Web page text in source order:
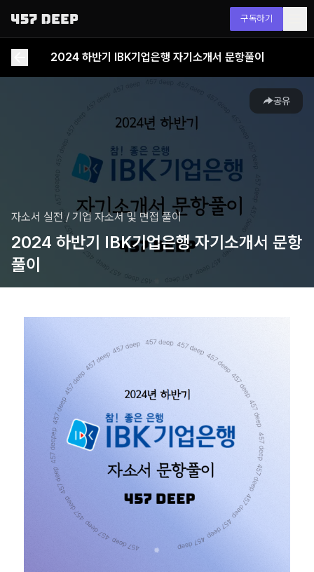
구독하기
2024 하반기 IBK기업은행 자기소개서 문항풀이
공유
자소서 실전 / 기업 자소서 및 면접 풀이
2024 하반기 IBK기업은행 자기소개서 문항
풀이